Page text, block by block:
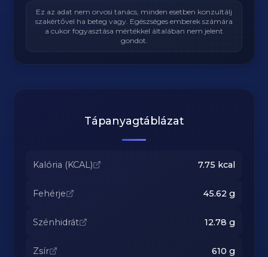
Ez az adat nem orvosi tanács, minden esetben konzultálj
szakértővel ha beteg vagy. Egészséges emberek számára
a cukor fogyasztása mértékkel általában nem jelent
gondot.
Tápanyagtáblázat
Kalória (KCAL) 7.75 kcal
Fehérje 45.62 g
Szénhidrát 12.78 g
Zsír 610 g